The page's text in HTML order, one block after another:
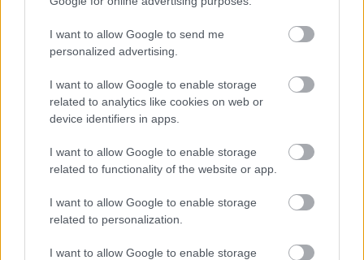
I want to allow Google to send me
personalized advertising.
I want to allow Google to enable storage
related to analytics like cookies on web or
device identifiers in apps.
I want to allow Google to enable storage
related to functionality of the website or app.
I want to allow Google to enable storage
related to personalization.
I want to allow Google to enable storage
Paks II.: Mit jelent az 5. blokk új
árnyékában?
Elkészült a Liszt Ferenc repülőtér
közelében lévő logisztikai bázis út- és
közműhálózatának fejlesztése
Egyetlen, fél évszázados vezetéken
múlt Bicske vízellátása